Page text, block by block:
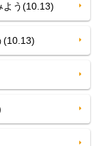
う(10.13)